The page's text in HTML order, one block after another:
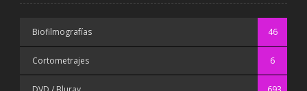
Biofilmografías 46
Cortometrajes 6